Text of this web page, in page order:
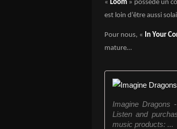
« Loom » possède un
est loin d’être aussi
Pour nous, « In Your
mature…
Imagine Dragons
Listen and
music products: ...